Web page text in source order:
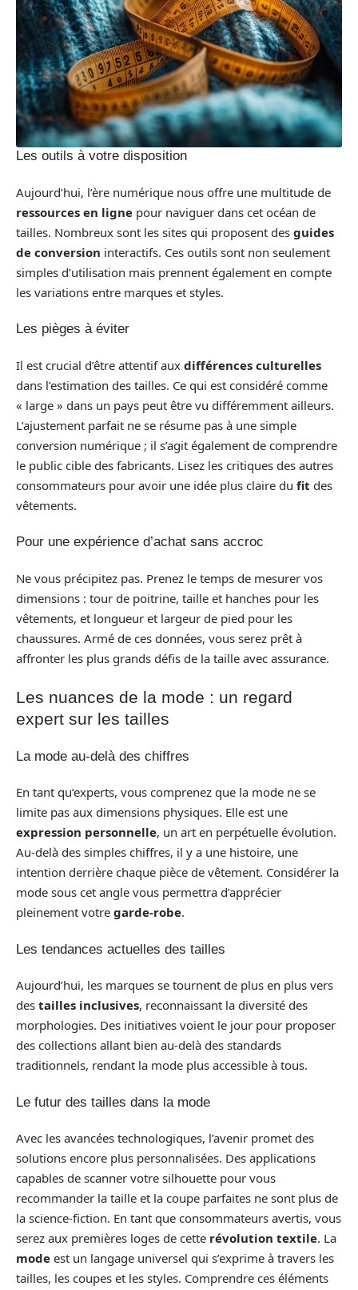
Les outils à votre disposition
Aujourd’hui, l’ère numérique nous offre une multitude de
ressources en ligne pour naviguer dans cet océan de
tailles. Nombreux sont les sites qui proposent des guides
de conversion interactifs. Ces outils sont non seulement
simples d’utilisation mais prennent également en compte
les variations entre marques et styles.
Les pièges à éviter
Il est crucial d’être attentif aux différences culturelles
dans l’estimation des tailles. Ce qui est considéré comme
« large » dans un pays peut être vu différemment ailleurs.
L’ajustement parfait ne se résume pas à une simple
conversion numérique ; il s’agit également de comprendre
le public cible des fabricants. Lisez les critiques des autres
consommateurs pour avoir une idée plus claire du fit des
vêtements.
Pour une expérience d’achat sans accroc
Ne vous précipitez pas. Prenez le temps de mesurer vos
dimensions : tour de poitrine, taille et hanches pour les
vêtements, et longueur et largeur de pied pour les
chaussures. Armé de ces données, vous serez prêt à
affronter les plus grands défis de la taille avec assurance.
Les nuances de la mode : un regard
expert sur les tailles
La mode au-delà des chiffres
En tant qu’experts, vous comprenez que la mode ne se
limite pas aux dimensions physiques. Elle est une
expression personnelle, un art en perpétuelle évolution.
Au-delà des simples chiffres, il y a une histoire, une
intention derrière chaque pièce de vêtement. Considérer la
mode sous cet angle vous permettra d’apprécier
pleinement votre garde-robe.
Les tendances actuelles des tailles
Aujourd’hui, les marques se tournent de plus en plus vers
des tailles inclusives, reconnaissant la diversité des
morphologies. Des initiatives voient le jour pour proposer
des collections allant bien au-delà des standards
traditionnels, rendant la mode plus accessible à tous.
Le futur des tailles dans la mode
Avec les avancées technologiques, l’avenir promet des
solutions encore plus personnalisées. Des applications
capables de scanner votre silhouette pour vous
recommander la taille et la coupe parfaites ne sont plus de
la science-fiction. En tant que consommateurs avertis, vous
serez aux premières loges de cette révolution textile. La
mode est un langage universel qui s’exprime à travers les
tailles, les coupes et les styles. Comprendre ces éléments